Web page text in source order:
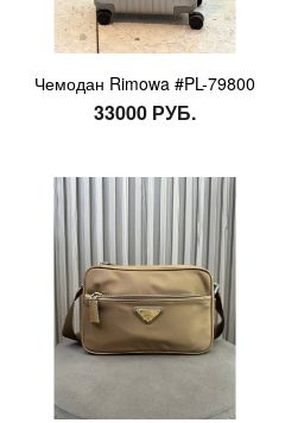
Чемодан Rimowa #PL-79800
33000 РУБ.